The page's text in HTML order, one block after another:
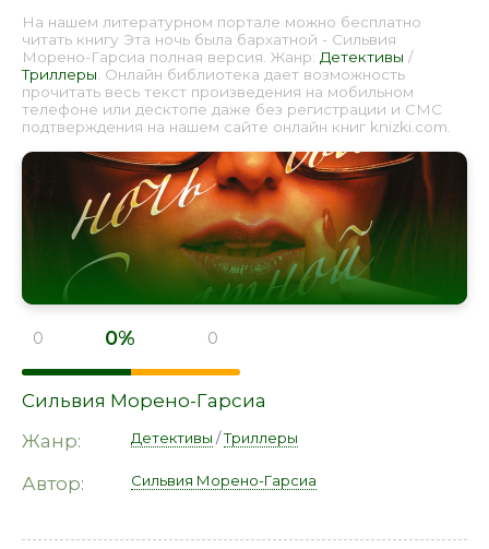
На нашем литературном портале можно бесплатно
читать книгу Эта ночь была бархатной - Сильвия
Морено-Гарсиа полная версия. Жанр: Детективы /
Триллеры . Онлайн библиотека дает возможность
прочитать весь текст произведения на мобильном
телефоне или десктопе даже без регистрации и СМС
подтверждения на нашем сайте онлайн книг knizki.com.
0 0% 0
Сильвия Морено-Гарсиа
Жанр:
Детективы /Триллеры
Автор: Сильвия Морено-Гарсиа